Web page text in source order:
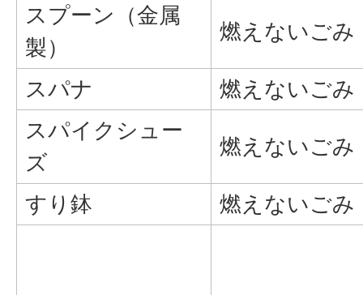
スプーン（金属
製）
燃えないごみ
スパナ
燃えないごみ
スパイクシュー
ズ
燃えないごみ
すり鉢 燃えないごみ